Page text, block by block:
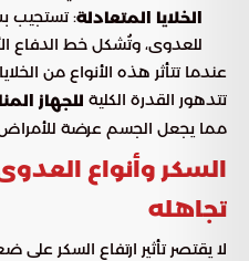
الخلايا المتعادلة: تستجيب
للعدوى، وتُشكل خط الدفاع
عندما تتأثر هذه الأنواع من
تتدهور القدرة الكلية للجهاز
مما يجعل الجسم عرضة للأمراض
السكر وأنواع
تجاهله
لا يقتصر تأثير ارتفاع السكر